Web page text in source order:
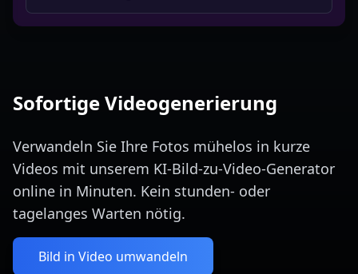
Sofortige Videogenerierung
Verwandeln Sie Ihre Fotos mühelos in kurze
Videos mit unserem KI-Bild-zu-Video-Generator
online in Minuten. Kein stunden- oder
tagelanges Warten nötig.
Bild in Video umwandeln